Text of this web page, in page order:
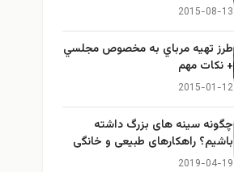
2015-08-13
طرز تهيه مرباي به مخصوص مجلسي
+ نكات مهم
2015-01-12
چگونه سینه های بزرگ داشته
باشیم؟ راهکارهای طبیعی و خانگی
برای بزرگ کردن سینه
2019-04-19